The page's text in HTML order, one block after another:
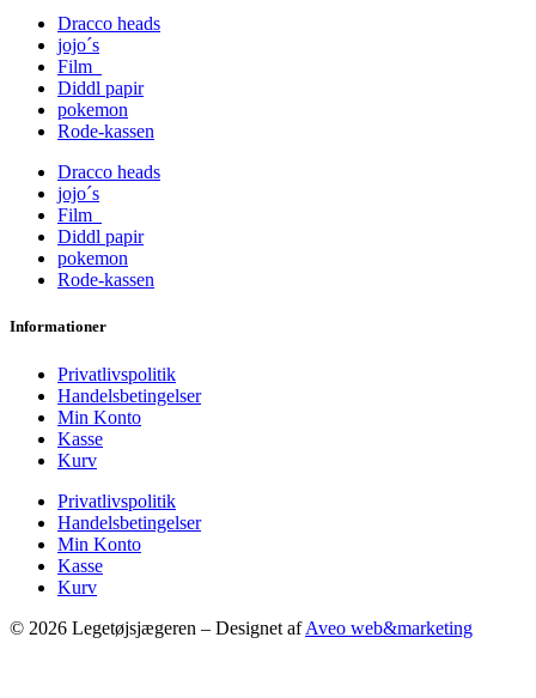
Dracco heads
jojo´s
Film
Diddl papir
pokemon
Rode-kassen
Dracco heads
jojo´s
Film
Diddl papir
pokemon
Rode-kassen
Informationer
Privatlivspolitik
Handelsbetingelser
Min Konto
Kasse
Kurv
Privatlivspolitik
Handelsbetingelser
Min Konto
Kasse
Kurv
© 2026 Legetøjsjægeren – Designet afAveo web&marketing